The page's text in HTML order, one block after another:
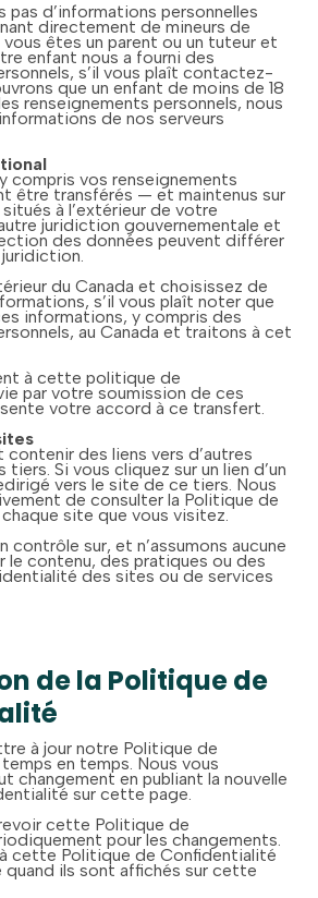
pas d’informations personnelles
directement de mineurs de
vous êtes un parent ou un tuteur et
enfant nous a fourni des
s’il vous plaît contactez-
que un enfant de moins de 18
renseignements personnels, nous
de nos serveurs
compris vos renseignements
être transférés — et maintenus sur
à l’extérieur de votre
juridiction gouvernementale et
des données peuvent différer
du Canada et choisissez de
s’il vous plaît noter que
informations, y compris des
au Canada et traitons à cet
à cette politique de
par votre soumission de ces
votre accord à ce transfert.
des liens vers d’autres
Si vous cliquez sur un lien d’un
vers le site de ce tiers. Nous
de consulter la Politique de
site que vous visitez.
contrôle sur, et n’assumons aucune
le contenu, des pratiques ou des
des sites ou de services
de la Politique de
à jour notre Politique de
en temps. Nous vous
changement en publiant la nouvelle
sur cette page.
cette Politique de
pour les changements.
cette Politique de Confidentialité
ils sont affichés sur cette